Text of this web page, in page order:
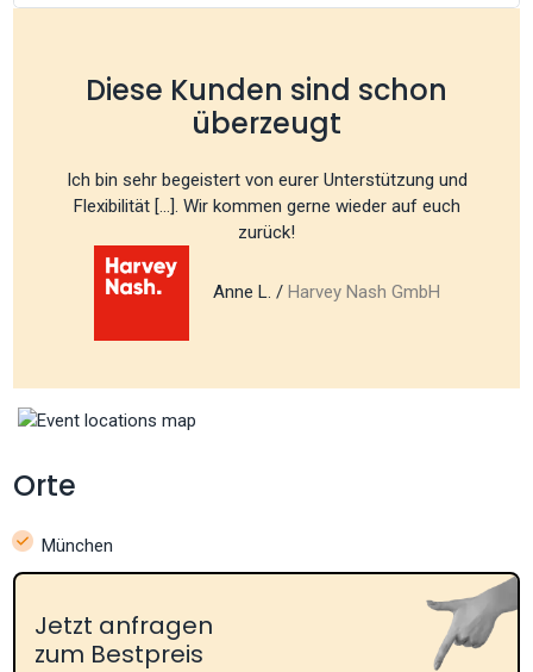
Diese Kunden sind schon
überzeugt
Ich bin sehr begeistert von eurer Unterstützung und
Flexibilität [...]. Wir kommen gerne wieder auf euch
zurück!
Anne L. / Harvey Nash GmbH
Orte
München
Jetzt anfragen
zum Bestpreis